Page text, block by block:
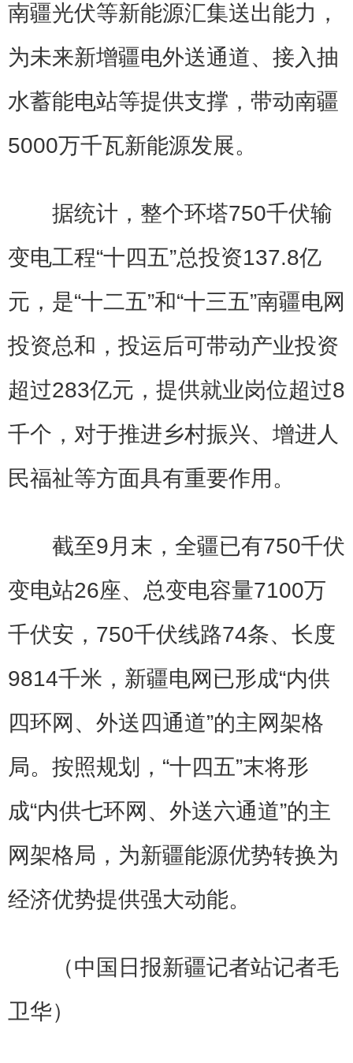
南疆光伏等新能源汇集送出能力，
为未来新增疆电外送通道、接入抽
水蓄能电站等提供支撑，带动南疆
5000万千瓦新能源发展。
据统计，整个环塔750千伏输
变电工程“十四五”总投资137.8亿
元，是“十二五”和“十三五”南疆电网
投资总和，投运后可带动产业投资
超过283亿元，提供就业岗位超过8
千个，对于推进乡村振兴、增进人
民福祉等方面具有重要作用。
截至9月末，全疆已有750千伏
变电站26座、总变电容量7100万
千伏安，750千伏线路74条、长度
9814千米，新疆电网已形成“内供
四环网、外送四通道”的主网架格
局。按照规划，“十四五”末将形
成“内供七环网、外送六通道”的主
网架格局，为新疆能源优势转换为
经济优势提供强大动能。
（中国日报新疆记者站记者毛
卫华）